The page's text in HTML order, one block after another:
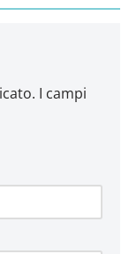
I campi